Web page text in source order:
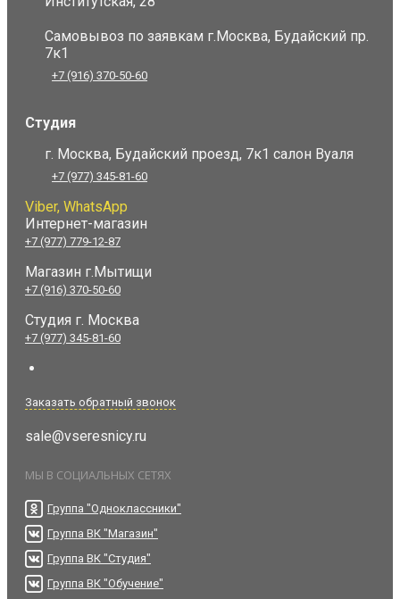
Самовывоз по заявкам г.Москва, Будайский пр.
7к1
+7 (916) 370-50-60
Студия
г. Москва, Будайский проезд, 7к1 салон Вуаля
+7 (977) 345-81-60
Viber, WhatsApp
Интернет-магазин
+7 (977) 779-12-87
Магазин г.Мытищи
+7 (916) 370-50-60
Студия г. Москва
+7 (977) 345-81-60
Заказать обратный звонок
sale@vseresnicy.ru
МЫ В СОЦИАЛЬНЫХ СЕТЯХ
Группа "Одноклассники"
Группа ВК "Магазин"
Группа ВК "Студия"
Группа ВК "Обучение"